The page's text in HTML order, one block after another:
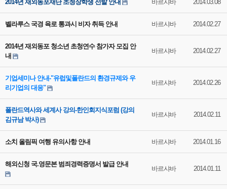
2014년 재외동포재단 초청장학생 선발 안내 바르샤바 2014.03.08
벨라루스 국경 육로 통과시 비자 취득 안내 바르샤바 2014.02.27
2014년 재외동포 청소년 초청연수 참가자 모집 안
내
바르샤바 2014.02.27
기업세미나 안내-"유럽및폴란드의 환경규제와 우
리기업의 대응"
바르샤바 2014.02.26
폴란드역사와 세계사 강의-한인회지식포럼 (강의
김규남 박사)
바르샤바 2014.02.11
소치 올림픽 여행 유의사항 안내 바르샤바 2014.01.16
해외신청 국.영문본 범죄경력증명서 발급 안내
바르샤바 2014.01.11